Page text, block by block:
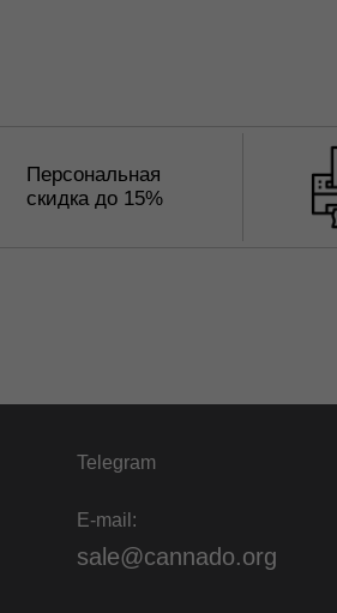
Персональная
скидка до 15%
Telegram
E-mail:
sale@cannado.org